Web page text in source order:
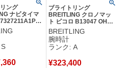
ング
ナビタイマ
使用 K18RG
シェル メン
ス 腕時計自
バー 【中
ブライトリング
BREITLING クロノマッ
ト ビコロ B13047 OH済
K18YG×SS コンビ 緑 デ
イト 逆回転防止ベゼル メ
ンズ 腕時計自動巻き グリ
ーン 【中古】中古美品
BREITLING
腕時計
ランク: A
¥323,400